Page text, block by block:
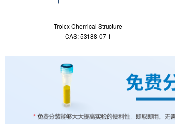
Trolox Chemical Structure
CAS: 53188-07-1